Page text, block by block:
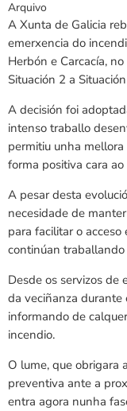
Arquivo
A Xunta de Galicia
emerxencia do
Herbón e Carcacía,
Situación 2 a
A decisión foi
intenso traballo
permitiu unha
forma positiva cara
A pesar desta
necesidade de
para facilitar o
continúan traballando
Desde os servizos de
da veciñanza durante
informando de
incendio.
O lume, que obrigara
preventiva ante a
entra agora nunha